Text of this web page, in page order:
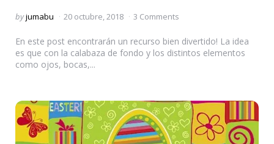
Posted
byjumabu 20 octubre, 2018 3 Comments
En este post encontrarán un recurso bien divertido! La idea
es que con la calabaza de fondo y los distintos elementos
como ojos, bocas,...